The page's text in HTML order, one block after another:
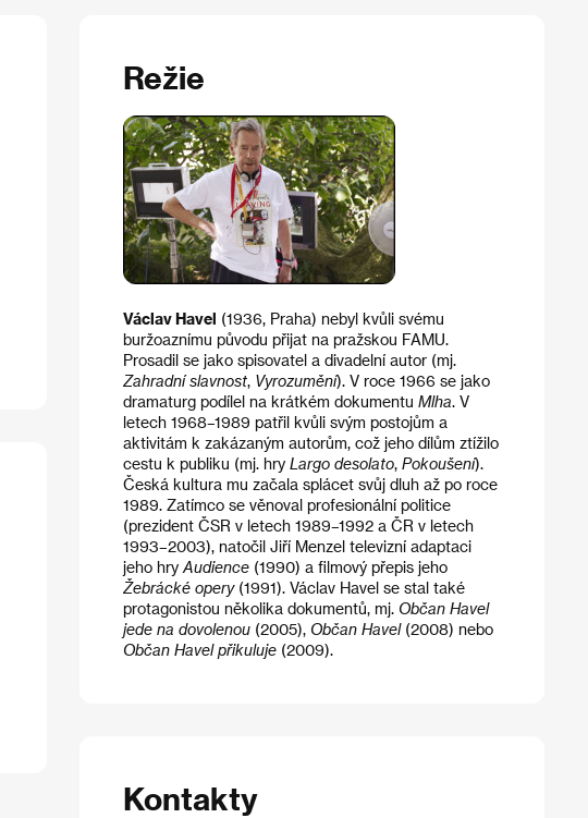
Režie
Václav Havel (1936, Praha) nebyl kvůli svému
buržoaznímu původu přijat na pražskou FAMU.
Prosadil se jako spisovatel a divadelní autor (mj.
Zahradní slavnost, Vyrozumění). V roce 1966 se jako
dramaturg podílel na krátkém dokumentu Mlha. V
letech 1968–1989 patřil kvůli svým postojům a
aktivitám k zakázaným autorům, což jeho dílům ztížilo
cestu k publiku (mj. hry Largo desolato, Pokoušení).
Česká kultura mu začala splácet svůj dluh až po roce
1989. Zatímco se věnoval profesionální politice
(prezident ČSR v letech 1989–1992 a ČR v letech
1993–2003), natočil Jiří Menzel televizní adaptaci
jeho hryAudience(1990) a filmový přepis jeho
Žebrácké opery(1991). Václav Havel se stal také
protagonistou několika dokumentů, mj. Občan Havel
jede na dovolenou(2005), Občan Havel(2008) nebo
Občan Havel přikuluje(2009).
Kontakty